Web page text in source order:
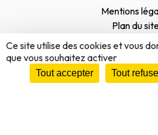
Mentions
Plan du
Données
Nos
Ce site utilise des cookies et vous
que vous souhaitez activer
Tout accepter Tout